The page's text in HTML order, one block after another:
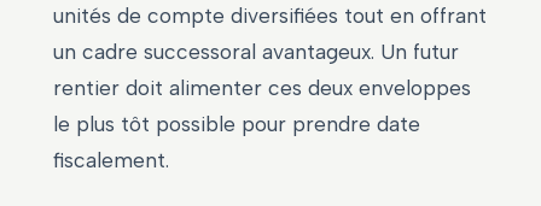
unités de compte diversifiées tout en offrant
un cadre successoral avantageux. Un futur
rentier doit alimenter ces deux enveloppes
le plus tôt possible pour prendre date
fiscalement.